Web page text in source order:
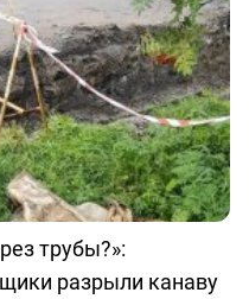
трубы?»:
разрыли канаву